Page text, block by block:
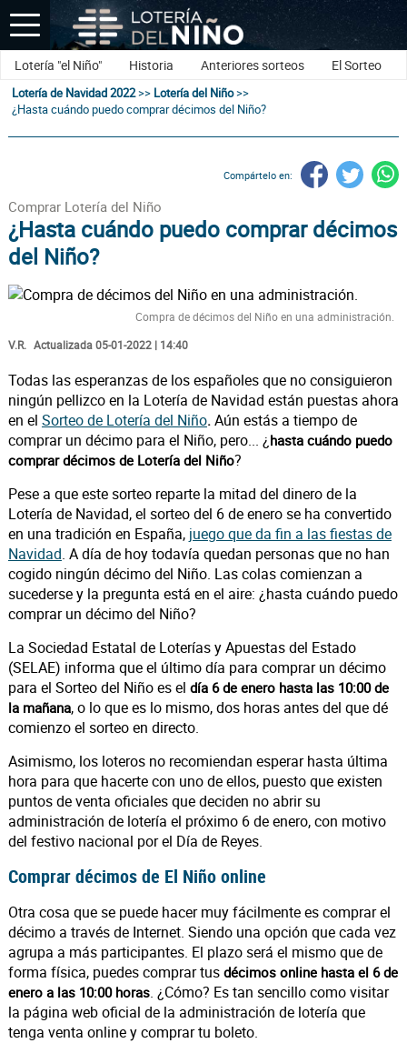
Lotería "el Niño" Historia Anteriores sorteos El Sorteo
Lotería de Navidad 2022>> Lotería del Niño>>
¿Hasta cuándo puedo comprar décimos del Niño?
Compártelo en:
Comprar Lotería del Niño
¿Hasta cuándo puedo comprar décimos
del Niño?
Compra de décimos del Niño en una administración.
V.R. Actualizada 05-01-2022 | 14:40
Todas las esperanzas de los españoles que no consiguieron
ningún pellizco en la Lotería de Navidad están puestas ahora
en el Sorteo de Lotería del Niño. Aún estás a tiempo de
comprar un décimo para el Niño, pero... ¿ hasta cuándo puedo
comprar décimos de Lotería del Niño?
Pese a que este sorteo reparte la mitad del dinero de la
Lotería de Navidad, el sorteo del 6 de enero se ha convertido
en una tradición en España, juego que da fin a las fiestas de
Navidad. A día de hoy todavía quedan personas que no han
cogido ningún décimo del Niño. Las colas comienzan a
sucederse y la pregunta está en el aire: ¿hasta cuándo puedo
comprar un décimo del Niño?
La Sociedad Estatal de Loterías y Apuestas del Estado
(SELAE) informa que el último día para comprar un décimo
para el Sorteo del Niño es el día 6 de enero hasta las 10:00 de
la mañana, o lo que es lo mismo, dos horas antes del que dé
comienzo el sorteo en directo.
Asimismo, los loteros no recomiendan esperar hasta última
hora para que hacerte con uno de ellos, puesto que existen
puntos de venta oficiales que deciden no abrir su
administración de lotería el próximo 6 de enero, con motivo
del festivo nacional por el Día de Reyes.
Comprar décimos de El Niño online
Otra cosa que se puede hacer muy fácilmente es comprar el
décimo a través de Internet. Siendo una opción que cada vez
agrupa a más participantes. El plazo será el mismo que de
forma física, puedes comprar tus décimos online hasta el 6 de
enero a las 10:00 horas. ¿Cómo? Es tan sencillo como visitar
la página web oficial de la administración de lotería que
tenga venta online y comprar tu boleto.